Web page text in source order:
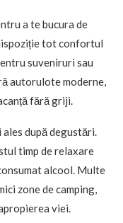
a te bucura de
tot confortul
suveniruri sau
autorulote moderne,
fără griji.
după degustări.
timp de relaxare
alcool. Multe
zone de camping,
viei.